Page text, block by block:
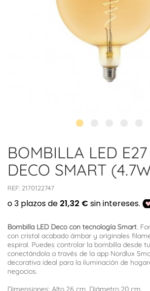
BOMBILLA LED
DECO SMART
REF: 2170122747
Bombilla LED Deco con tecnología Smart.
con cristal acabado ámbar y originales
espiral. Puedes controlar la bombilla desde
conectándola a través de la app Nordlux
decorativa ideal para la iluminación de
negocios.
Dimensiones: Alto 26 cm. Diámetro 20 cm.